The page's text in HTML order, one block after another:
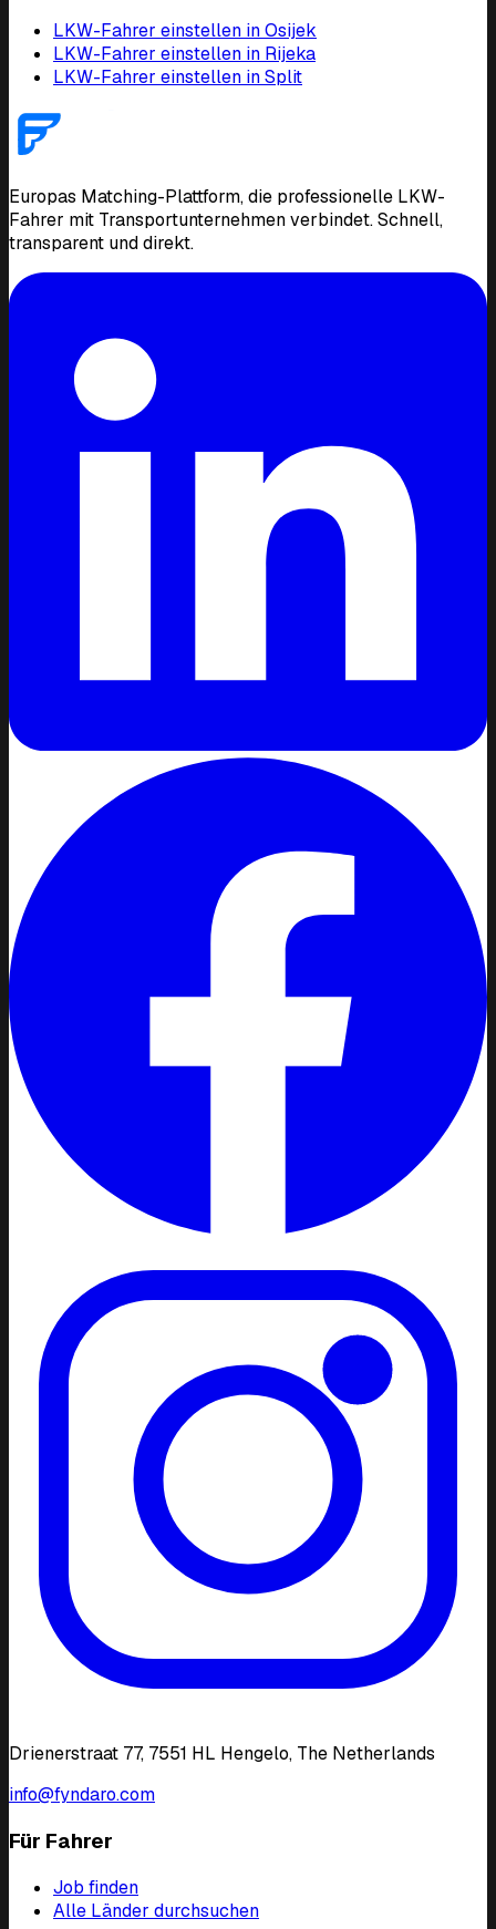
LKW-Fahrer einstellen in Osijek
LKW-Fahrer einstellen in Rijeka
LKW-Fahrer einstellen in Split
Europas Matching-Plattform, die professionelle LKW-
Fahrer mit Transportunternehmen verbindet. Schnell,
transparent und direkt.
Drienerstraat 77, 7551 HL Hengelo, The Netherlands
info@fyndaro.com
Für Fahrer
Job finden
Alle Länder durchsuchen